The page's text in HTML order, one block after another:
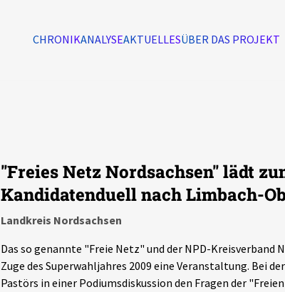
CHRONIKANALYSEAKTUELLESÜBER DAS PROJEKT
"Freies Netz Nordsachsen" lädt
Kandidatenduell nach Limbach-
Landkreis Nordsachsen
Das so genannte "Freie Netz" und der NPD-Kreisverband
Zuge des Superwahljahres 2009 eine Veranstaltung. Bei
Pastörs in einer Podiumsdiskussion den Fragen der
Ereignisse